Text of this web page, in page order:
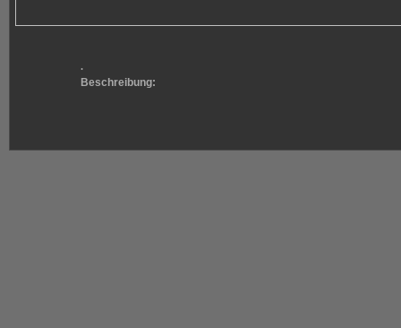
.
Beschreibung: